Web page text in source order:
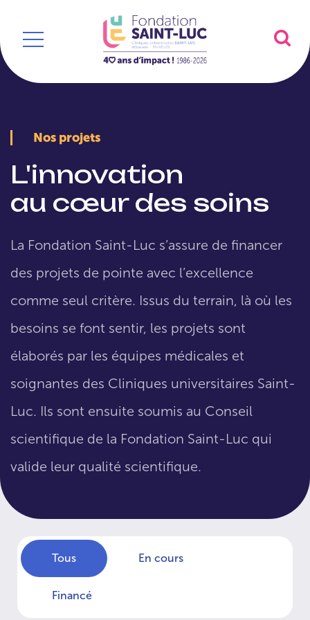
Nos projets
L'innovation
au cœur des soins
La Fondation Saint-Luc s’assure de financer
des projets de pointe avec l’excellence
comme seul critère. Issus du terrain, là où les
besoins se font sentir, les projets sont
élaborés par les équipes médicales et
soignantes des Cliniques universitaires Saint-
Luc. Ils sont ensuite soumis au Conseil
scientifique de la Fondation Saint-Luc qui
valide leur qualité scientifique.
Tous En cours
Financé